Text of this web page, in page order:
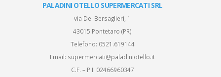
PALADINI OTELLO SUPERMERCATI SRL
via Dei Bersaglieri, 1
43015 Pontetaro (PR)
Telefono: 0521.619144
Email: supermercati@paladiniotello.it
C.F. – P.I. 02466960347